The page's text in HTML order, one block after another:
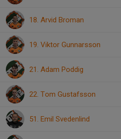
18. Arvid Broman
19. Viktor Gunnarsson
21. Adam Poddig
22. Tom Gustafsson
51. Emil Svedenlind